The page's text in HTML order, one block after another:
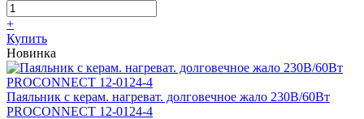
+
Купить
Новинка
Паяльник с керам. нагреват. долговечное жало 230В/60Вт
PROCONNECT 12-0124-4